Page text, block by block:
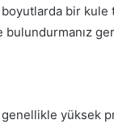
bir kule
yüksek